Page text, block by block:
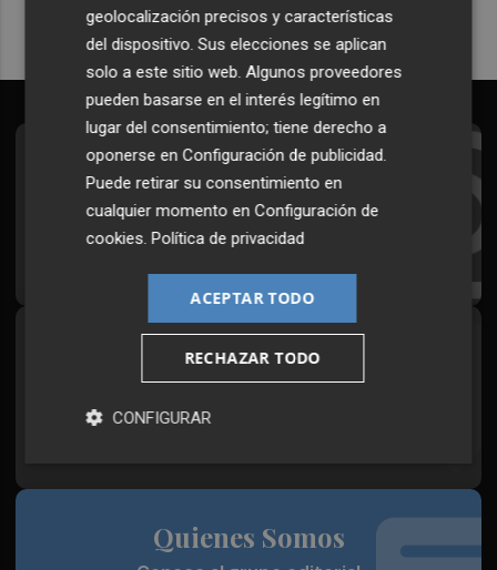
Suscríbete al Boletín
Todos los días a primera hora en tu email
Síguenos en redes
Plaza Podcast, desde cualquier medio
Quienes Somos
geolocalización precisos y características
del dispositivo. Sus elecciones se aplican
solo a este sitio web. Algunos proveedores
pueden basarse en el interés legítimo en
lugar del consentimiento; tiene derecho a
oponerse enConfiguración de publicidad
Puede retirar su consentimiento en
cualquier momento enConfiguración de
cookies .Política de privacidad
ACEPTAR TODO
RECHAZAR TODO
CONFIGURAR